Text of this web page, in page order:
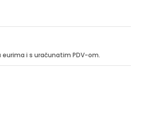
eurima i s uračunatim PDV-om.